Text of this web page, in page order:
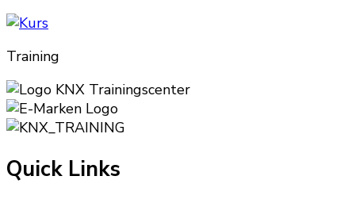
Training
Quick Links